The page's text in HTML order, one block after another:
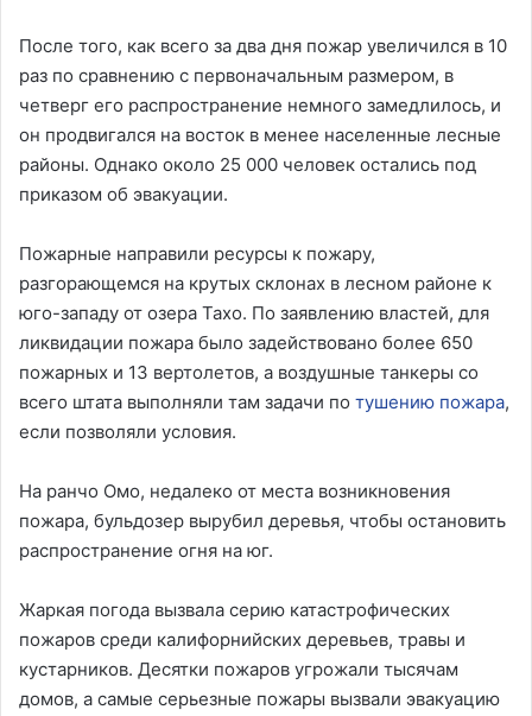
После того, как всего за два дня пожар увеличился в 10
раз по сравнению с первоначальным размером, в
четверг его распространение немного замедлилось, и
он продвигался на восток в менее населенные лесные
районы. Однако около 25 000 человек остались под
приказом об эвакуации.
Пожарные направили ресурсы к пожару,
разгорающемся на крутых склонах в лесном районе к
юго-западу от озера Тахо. По заявлению властей, для
ликвидации пожара было задействовано более 650
пожарных и 13 вертолетов, а воздушные танкеры со
всего штата выполняли там задачи по тушению пожара,
если позволяли условия.
На ранчо Омо, недалеко от места возникновения
пожара, бульдозер вырубил деревья, чтобы остановить
распространение огня на юг.
Жаркая погода вызвала серию катастрофических
пожаров среди калифорнийских деревьев, травы и
кустарников. Десятки пожаров угрожали тысячам
домов, а самые серьезные пожары вызвали эвакуацию